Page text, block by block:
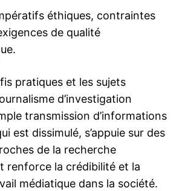
éthiques, contraintes
de qualité
pratiques et les sujets
d’investigation
transmission d’informations
est dissimulé, s’appuie sur des
de la recherche
renforce la crédibilité et la
médiatique dans la société.